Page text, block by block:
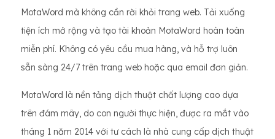
MotaWord mà không cần rời khỏi trang web. Tải xuống
tiện ích mở rộng và tạo tài khoản MotaWord hoàn toàn
miễn phí. Không có yêu cầu mua hàng, và hỗ trợ luôn
sẵn sàng 24/7 trên trang web hoặc qua email đơn giản.
MotaWord là nền tảng dịch thuật chất lượng cao dựa
trên đám mây, do con người thực hiện, được ra mắt vào
tháng 1 năm 2014 với tư cách là nhà cung cấp dịch thuật